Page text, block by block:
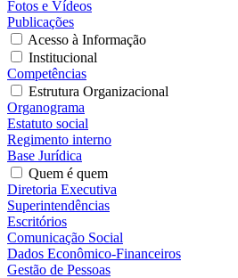
Fotos e Vídeos
Publicações
Acesso à Informação
Institucional
Competências
Estrutura Organizacional
Organograma
Estatuto social
Regimento interno
Base Jurídica
Quem é quem
Diretoria Executiva
Superintendências
Escritórios
Comunicação Social
Dados Econômico-Financeiros
Gestão de Pessoas